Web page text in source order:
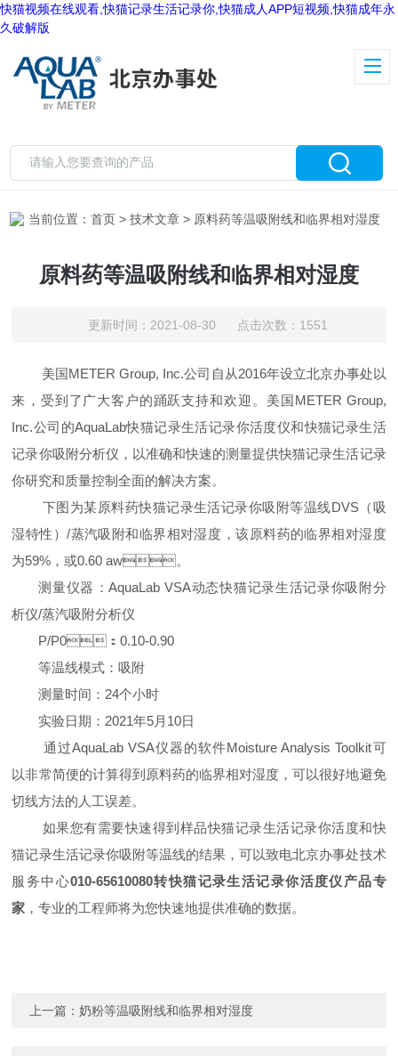
快猫视频在线观看,快猫记录生活记录你,快猫成人APP短视频,快猫成年永
久破解版
当前位置：首页 >技术文章 > 原料药等温吸附线和临界相对湿度
原料药等温吸附线和临界相对湿度
更新时间：2021-08-30 点击次数：1551
美国METER Group, Inc.公司自从2016年设立北京办事处以
来，受到了广大客户的踊跃支持和欢迎。美国METER Group,
Inc.公司的AquaLab快猫记录生活记录你活度仪和快猫记录生活
记录你吸附分析仪，以准确和快速的测量提供快猫记录生活记录
你研究和质量控制全面的解决方案。
下图为某原料药快猫记录生活记录你吸附等温线DVS（吸
湿特性）/蒸汽吸附和临界相对湿度，该原料药的临界相对湿度
为59% ，或0.60 aw。
测量仪器：AquaLab VSA动态快猫记录生活记录你吸附分
析仪/蒸汽吸附分析仪
P/P0：0.10-0.90
等温线模式：吸附
测量时间： 24个小时
实验日期： 2021年5月 10日
通过AquaLab VSA仪器的软件Moisture Analysis Toolkit可
以非常简便的计算得到原料药的临界相对湿度，可以很好地避免
切线方法的人工误差。
如果您有需要快速得到样品快猫记录生活记录你活度和快
猫记录生活记录你吸附等温线的结果，可以致电北京办事处技术
服务中心010-65610080转快猫记录生活记录你活度仪产品专
家 ，专业的工程师将为您快速地提供准确的数据。
上一篇：奶粉等温吸附线和临界相对湿度